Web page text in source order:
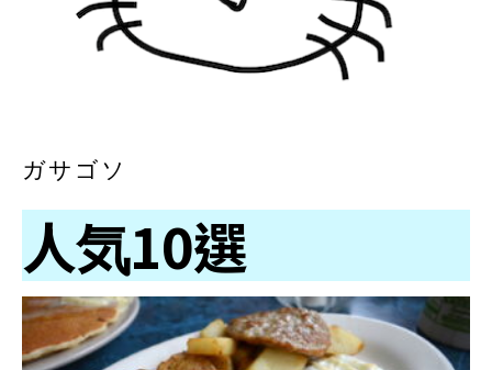
ガサゴソ
人気10選